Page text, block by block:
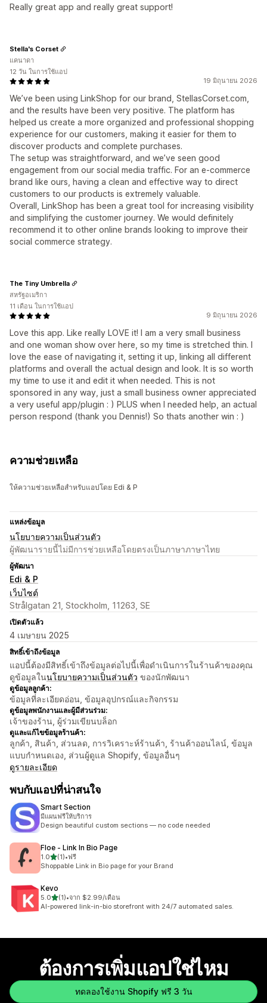
Really great app and really great support!
19 มิถุนายน 2026
We’ve been using LinkShop for our brand, StellasCorset.com,
and the results have been very positive. The platform has
helped us create a more organized and professional shopping
experience for our customers, making it easier for them to
discover products and complete purchases.
The setup was straightforward, and we’ve seen good
engagement from our social media traffic. For an e-commerce
brand like ours, having a clean and effective way to direct
customers to our products is extremely valuable.
Overall, LinkShop has been a great tool for increasing visibility
and simplifying the customer journey. We would definitely
recommend it to other online brands looking to improve their
social commerce strategy.
Stella's Corset
แคนาดา
12 วัน ในการใช้แอป
9 มิถุนายน 2026
Love this app. Like really LOVE it! I am a very small business
and one woman show over here, so my time is stretched thin. I
love the ease of navigating it, setting it up, linking all different
platforms and overall the actual design and look. It is so worth
my time to use it and edit it when needed. This is not
sponsored in any way, just a small business owner appreciated
a very useful app/plugin : ) PLUS when I needed help, an actual
person respond (thank you Dennis!) So thats another win : )
The Tiny Umbrella
สหรัฐอเมริกา
11 เดือน ในการใช้แอป
ความช่วยเหลือ
ให้ความช่วยเหลือสำหรับแอปโดย Edi & P
แหล่งข้อมูล
นโยบายความเป็นส่วนตัว
ผู้พัฒนารายนี้ไม่มีการช่วยเหลือโดยตรงเป็นภาษาภาษาไทย
ผู้พัฒนา
Edi & P
เว็บไซต์
Strålgatan 21, Stockholm, 11263, SE
เปิดตัวแล้ว
4 เมษายน 2025
สิทธิ์เข้าถึงข้อมูล
แอปนี้ต้องมีสิทธิ์เข้าถึงข้อมูลต่อไปนี้เพื่อดำเนินการในร้านค้าของคุณ
ดูข้อมูลในนโยบายความเป็นส่วนตัว ของนักพัฒนา
ดูข้อมูลลูกค้า:
ข้อมูลที่ละเอียดอ่อน, ข้อมูลอุปกรณ์และกิจกรรม
ดูข้อมูลพนักงานและผู้มีส่วนร่วม:
เจ้าของร้าน, ผู้ร่วมเขียนบล็อก
ดูและแก้ไขข้อมูลร้านค้า:
ลูกค้า, สินค้า, ส่วนลด, การวิเคราะห์ร้านค้า, ร้านค้าออนไลน์, ข้อมูล
แบบกำหนดเอง, ส่วนผู้ดูแล Shopify, ข้อมูลอื่นๆ
ดูรายละเอียด
พบกับแอปที่น่าสนใจ
Smart Section
มีแผนฟรีให้บริการ
Design beautiful custom sections — no code needed
Floe ‑ Link In Bio Page
1.0เต็ม 5 ดาว
(1)
ทั้งหมด 1 รีวิว
•ฟรี
Shoppable Link in Bio page for your Brand
Kevo
5.0เต็ม 5 ดาว
(1)
ทั้งหมด 1 รีวิว
•จาก $2.99/เดือน
AI-powered link-in-bio storefront with 24/7 automated sales.
ต้องการเพิ่มแอปใช่ไหม
ทดลองใช้งาน Shopify ฟรี 3 วัน